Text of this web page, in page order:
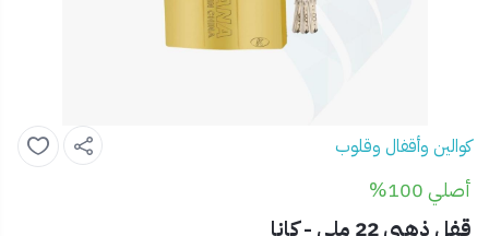
كوالين وأقفال وقلوب
أصلي 100%
قفل ذهبي 22 ملي - كانا